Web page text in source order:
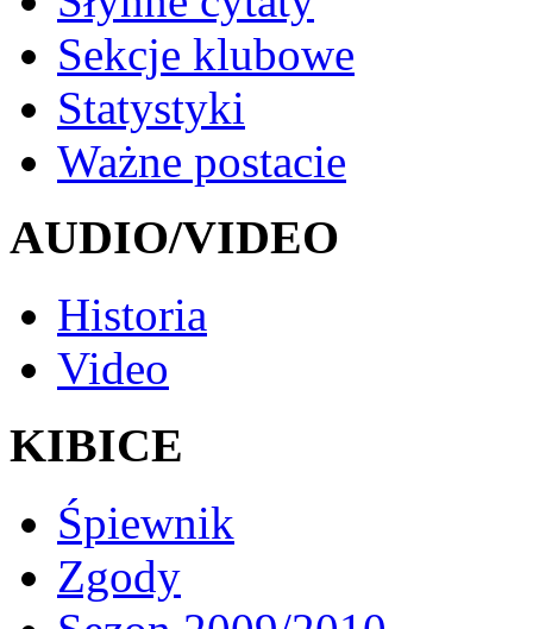
Sekcje klubowe
Statystyki
Ważne postacie
AUDIO/VIDEO
Historia
Video
KIBICE
Śpiewnik
Zgody